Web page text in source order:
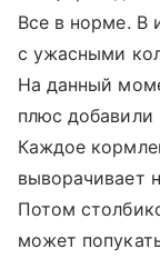
Все в норме. В
с ужасными
На данный
плюс добавили
Каждое
выворачивает
Потом
может